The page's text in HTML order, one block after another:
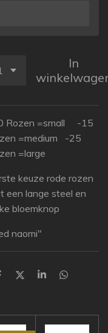
In
Rozen =small -15
=medium -25
=large
keuze rode rozen
een lange steel en
bloemknop
naomi"
D
S
e
D
n